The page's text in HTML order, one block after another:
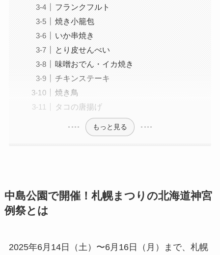
フランクフルト
焼き小籠包
いか串焼き
とり皮せんべい
味噌おでん・イカ焼き
チキンステーキ
焼き鳥
タコの唐揚げ
もっと見る
中島公園で開催！札幌まつりの北海道神宮
例祭とは
2025年6月14日（土）〜6月16日（月）まで、札幌